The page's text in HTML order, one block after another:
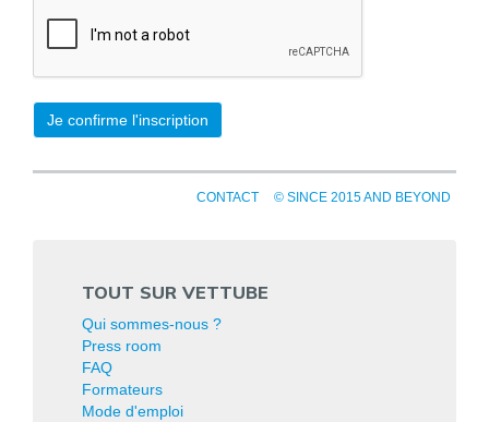
Je confirme l'inscription
CONTACT © SINCE 2015 AND BEYOND
TOUT SUR VETTUBE
Qui sommes-nous ?
Press room
FAQ
Formateurs
Mode d'emploi